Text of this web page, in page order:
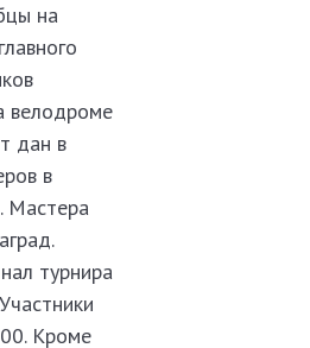
на
велодроме
дан в
в
Мастера
турнира
Кроме